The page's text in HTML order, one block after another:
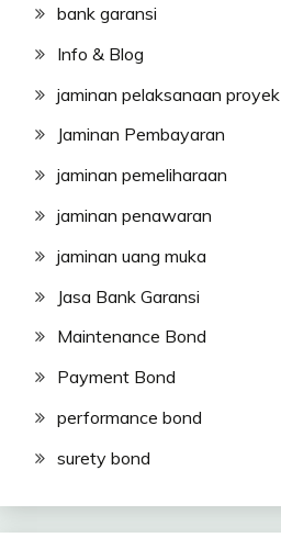
bank garansi
Info & Blog
jaminan pelaksanaan proyek
Jaminan Pembayaran
jaminan pemeliharaan
jaminan penawaran
jaminan uang muka
Jasa Bank Garansi
Maintenance Bond
Payment Bond
performance bond
surety bond